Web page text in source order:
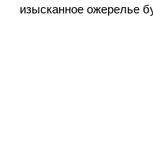
изысканное ожерелье